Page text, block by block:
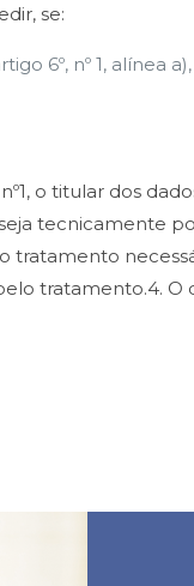
se:
6º, nº 1, alínea
o titular dos
tecnicamente
tratamento
tratamento.4. O